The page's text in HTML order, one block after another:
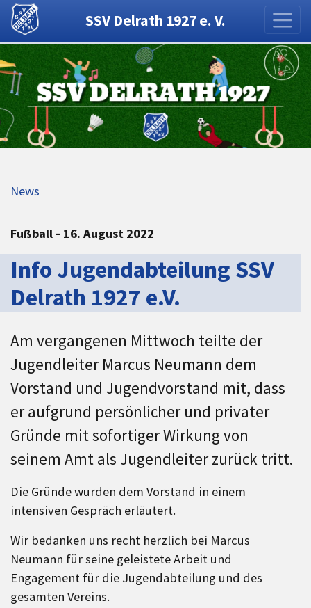
SSV Delrath 1927 e. V.
News
Fußball - 16. August 2022
Info Jugendabteilung SSV
Delrath 1927 e.V.
Am vergangenen Mittwoch teilte der
Jugendleiter Marcus Neumann dem
Vorstand und Jugendvorstand mit, dass
er aufgrund persönlicher und privater
Gründe mit sofortiger Wirkung von
seinem Amt als Jugendleiter zurück tritt.
Die Gründe wurden dem Vorstand in einem
intensiven Gespräch erläutert.
Wir bedanken uns recht herzlich bei Marcus
Neumann für seine geleistete Arbeit und
Engagement für die Jugendabteilung und des
gesamten Vereins.